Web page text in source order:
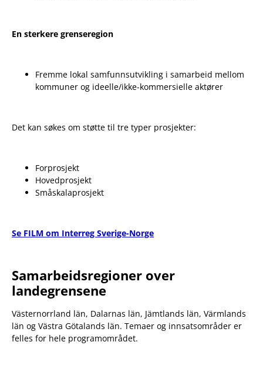
En sterkere grenseregion
Fremme lokal samfunnsutvikling i samarbeid mellom
kommuner og ideelle/ikke-kommersielle aktører
Det kan søkes om støtte til tre typer prosjekter:
Forprosjekt
Hovedprosjekt
Småskalaprosjekt
Se FILM om Interreg Sverige-Norge
Samarbeidsregioner over
landegrensene
Västernorrland län, Dalarnas län, Jämtlands län, Värmlands
län og Västra Götalands län. Temaer og innsatsområder er
felles for hele programområdet.